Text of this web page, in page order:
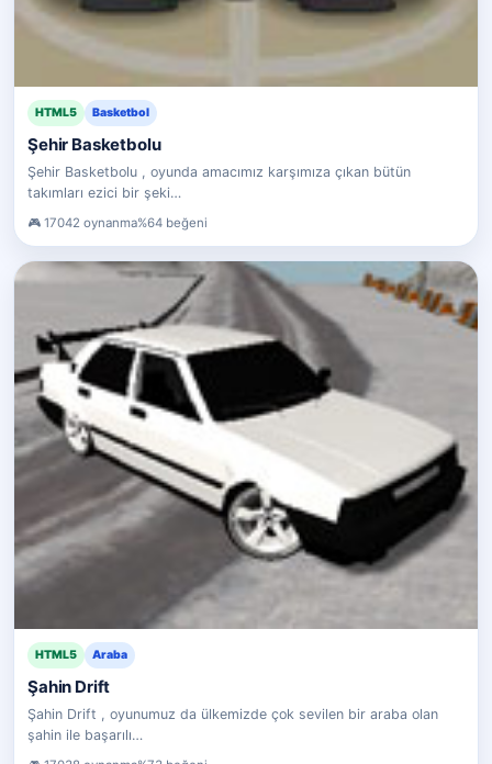
HTML5 Basketbol
Şehir Basketbolu
Şehir Basketbolu , oyunda amacımız karşımıza çıkan bütün
takımları ezici bir şeki…
17042 oynanma%64 beğeni
HTML5 Araba
Şahin Drift
Şahin Drift , oyunumuz da ülkemizde çok sevilen bir araba olan
şahin ile başarılı…